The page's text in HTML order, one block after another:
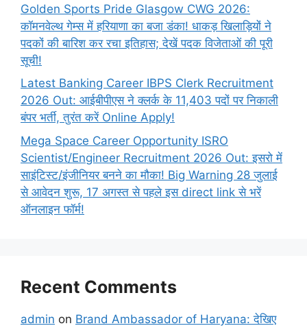
Golden Sports Pride Glasgow CWG 2026:
कॉमनवेल्थ गेम्स में हरियाणा का बजा डंका! धाकड़ खिलाड़ियों ने
पदकों की बारिश कर रचा इतिहास; देखें पदक विजेताओं की पूरी
सूची!
Latest Banking Career IBPS Clerk Recruitment
2026 Out: आईबीपीएस ने क्लर्क के 11,403 पदों पर निकाली
बंपर भर्ती, तुरंत करें Online Apply!
Mega Space Career Opportunity ISRO
Scientist/Engineer Recruitment 2026 Out: इसरो में
साइंटिस्ट/इंजीनियर बनने का मौका! Big Warning 28 जुलाई
से आवेदन शुरू, 17 अगस्त से पहले इस direct link से भरें
ऑनलाइन फॉर्म!
Recent Comments
admin on Brand Ambassador of Haryana: देखिए